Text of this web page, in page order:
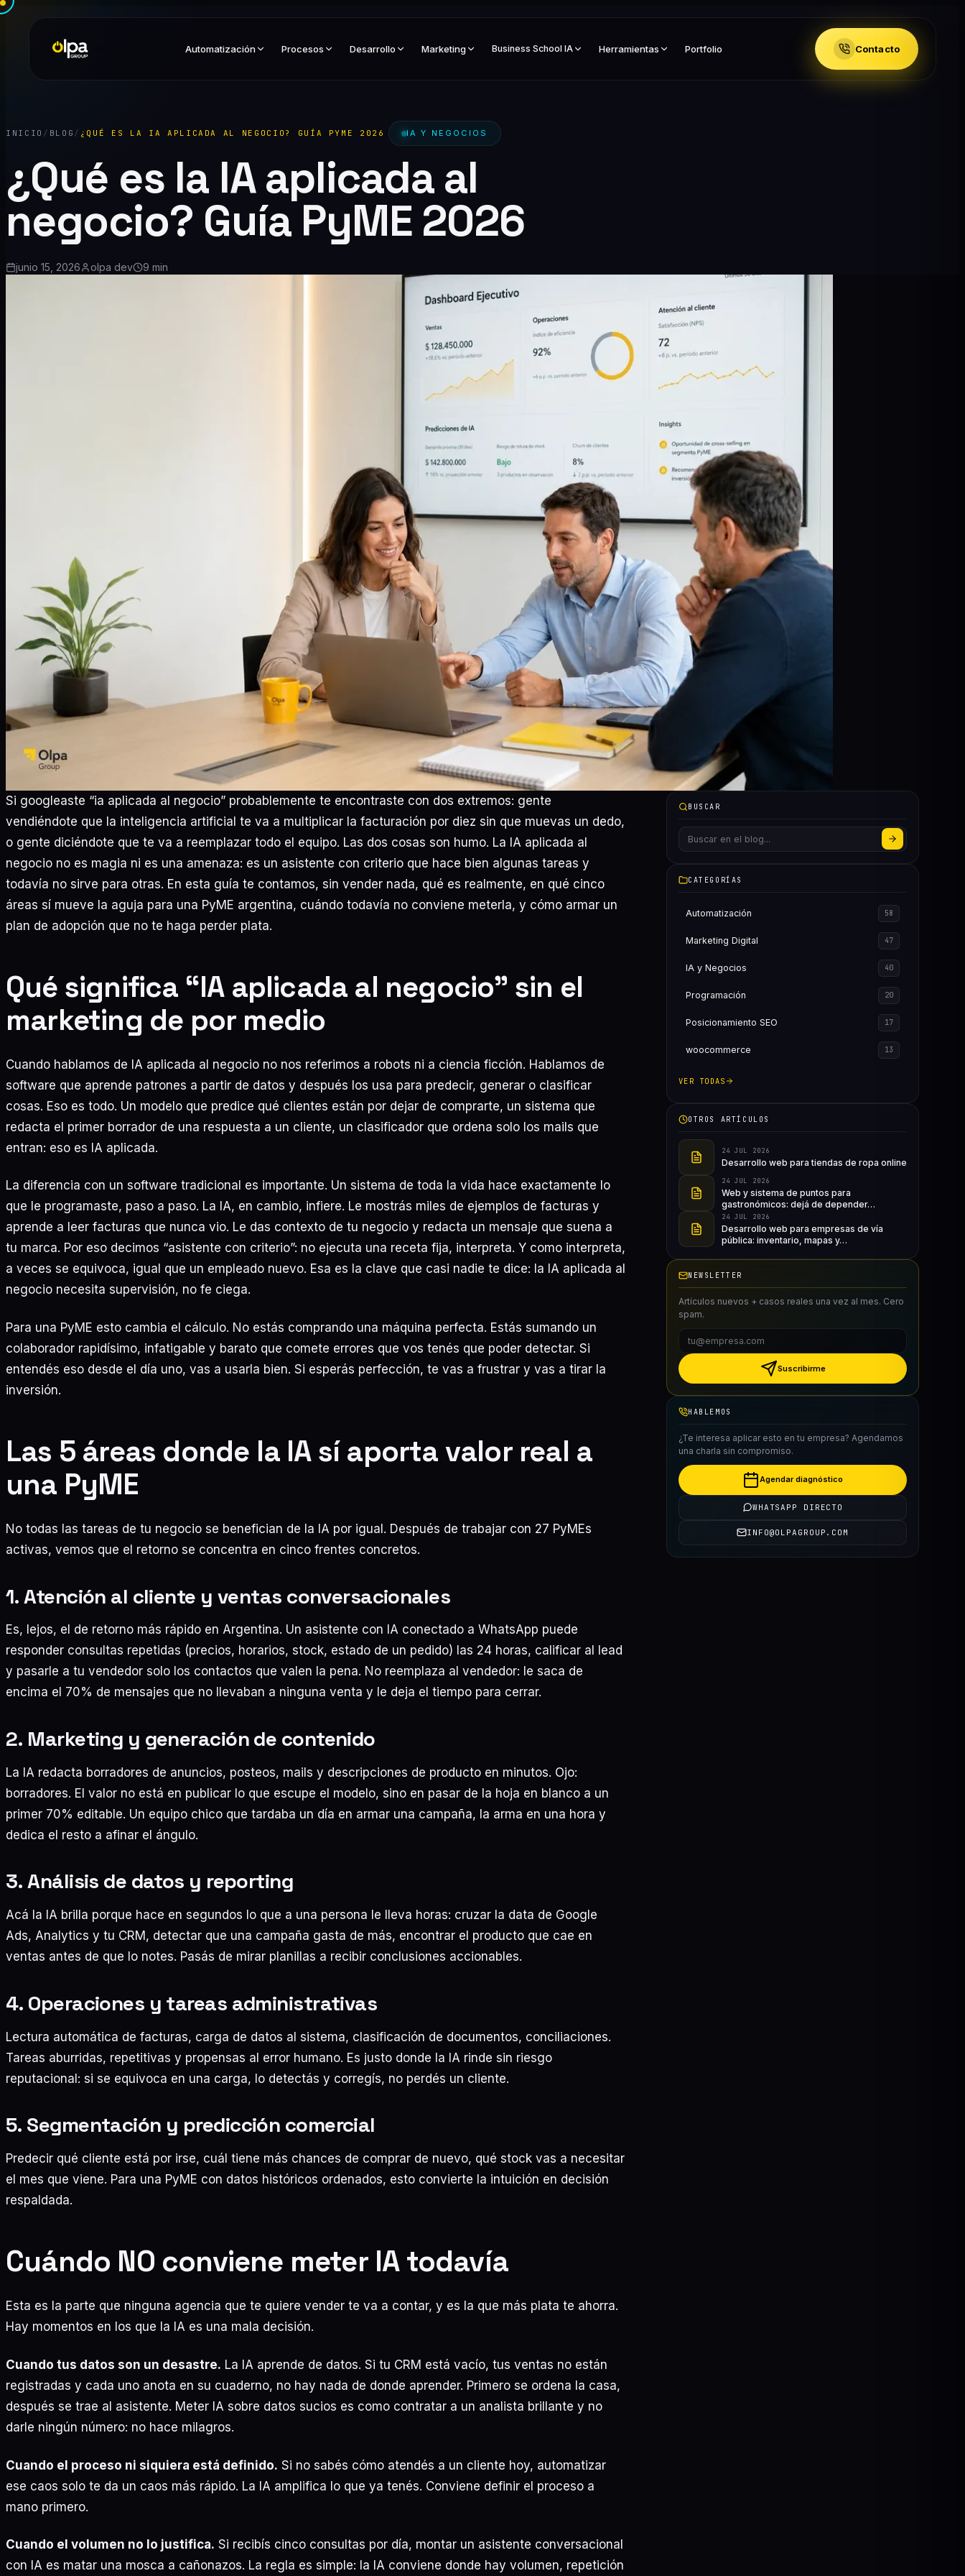
Automatización Procesos Desarrollo Marketing Business School IA Herramientas Portfolio Contacto
INICIO / BLOG / ¿QUÉ ES LA IA APLICADA AL NEGOCIO? GUÍA PYME 2026 IA Y NEGOCIOS
¿Qué es la IA aplicada al
negocio? Guía PyME 2026
junio 15, 2026 olpa dev 9 min
Si googleaste “ia aplicada al negocio” probablemente te encontraste con dos extremos: gente
vendiéndote que la inteligencia artificial te va a multiplicar la facturación por diez sin que muevas un dedo,
o gente diciéndote que te va a reemplazar todo el equipo. Las dos cosas son humo. La IA aplicada al
negocio no es magia ni es una amenaza: es un asistente con criterio que hace bien algunas tareas y
todavía no sirve para otras. En esta guía te contamos, sin vender nada, qué es realmente, en qué cinco
áreas sí mueve la aguja para una PyME argentina, cuándo todavía no conviene meterla, y cómo armar un
plan de adopción que no te haga perder plata.
Qué significa “IA aplicada al negocio” sin el
marketing de por medio
Cuando hablamos de IA aplicada al negocio no nos referimos a robots ni a ciencia ficción. Hablamos de
software que aprende patrones a partir de datos y después los usa para predecir, generar o clasificar
cosas. Eso es todo. Un modelo que predice qué clientes están por dejar de comprarte, un sistema que
redacta el primer borrador de una respuesta a un cliente, un clasificador que ordena solo los mails que
entran: eso es IA aplicada.
La diferencia con un software tradicional es importante. Un sistema de toda la vida hace exactamente lo
que le programaste, paso a paso. La IA, en cambio, infiere. Le mostrás miles de ejemplos de facturas y
aprende a leer facturas que nunca vio. Le das contexto de tu negocio y redacta un mensaje que suena a
tu marca. Por eso decimos “asistente con criterio”: no ejecuta una receta fija, interpreta. Y como interpreta,
a veces se equivoca, igual que un empleado nuevo. Esa es la clave que casi nadie te dice: la IA aplicada al
negocio necesita supervisión, no fe ciega.
Para una PyME esto cambia el cálculo. No estás comprando una máquina perfecta. Estás sumando un
colaborador rapidísimo, infatigable y barato que comete errores que vos tenés que poder detectar. Si
entendés eso desde el día uno, vas a usarla bien. Si esperás perfección, te vas a frustrar y vas a tirar la
inversión.
Las 5 áreas donde la IA sí aporta valor real a
una PyME
No todas las tareas de tu negocio se benefician de la IA por igual. Después de trabajar con 27 PyMEs
activas, vemos que el retorno se concentra en cinco frentes concretos.
1. Atención al cliente y ventas conversacionales
Es, lejos, el de retorno más rápido en Argentina. Un asistente con IA conectado a WhatsApp puede
responder consultas repetidas (precios, horarios, stock, estado de un pedido) las 24 horas, calificar al lead
y pasarle a tu vendedor solo los contactos que valen la pena. No reemplaza al vendedor: le saca de
encima el 70% de mensajes que no llevaban a ninguna venta y le deja el tiempo para cerrar.
2. Marketing y generación de contenido
La IA redacta borradores de anuncios, posteos, mails y descripciones de producto en minutos. Ojo:
borradores. El valor no está en publicar lo que escupe el modelo, sino en pasar de la hoja en blanco a un
primer 70% editable. Un equipo chico que tardaba un día en armar una campaña, la arma en una hora y
dedica el resto a afinar el ángulo.
3. Análisis de datos y reporting
Acá la IA brilla porque hace en segundos lo que a una persona le lleva horas: cruzar la data de Google
Ads, Analytics y tu CRM, detectar que una campaña gasta de más, encontrar el producto que cae en
ventas antes de que lo notes. Pasás de mirar planillas a recibir conclusiones accionables.
4. Operaciones y tareas administrativas
Lectura automática de facturas, carga de datos al sistema, clasificación de documentos, conciliaciones.
Tareas aburridas, repetitivas y propensas al error humano. Es justo donde la IA rinde sin riesgo
reputacional: si se equivoca en una carga, lo detectás y corregís, no perdés un cliente.
5. Segmentación y predicción comercial
Predecir qué cliente está por irse, cuál tiene más chances de comprar de nuevo, qué stock vas a necesitar
el mes que viene. Para una PyME con datos históricos ordenados, esto convierte la intuición en decisión
respaldada.
Cuándo NO conviene meter IA todavía
Esta es la parte que ninguna agencia que te quiere vender te va a contar, y es la que más plata te ahorra.
Hay momentos en los que la IA es una mala decisión.
Cuando tus datos son un desastre. La IA aprende de datos. Si tu CRM está vacío, tus ventas no están
registradas y cada uno anota en su cuaderno, no hay nada de donde aprender. Primero se ordena la casa,
después se trae al asistente. Meter IA sobre datos sucios es como contratar a un analista brillante y no
darle ningún número: no hace milagros.
Cuando el proceso ni siquiera está definido. Si no sabés cómo atendés a un cliente hoy, automatizar
ese caos solo te da un caos más rápido. La IA amplifica lo que ya tenés. Conviene definir el proceso a
mano primero.
Cuando el volumen no lo justifica. Si recibís cinco consultas por día, montar un asistente conversacional
con IA es matar una mosca a cañonazos. La regla es simple: la IA conviene donde hay volumen, repetición
BUSCAR
CATEGORÍAS
Automatización 58
Marketing Digital 47
IA y Negocios 40
Programación 20
Posicionamiento SEO 17
woocommerce 13
VER TODAS
OTROS ARTÍCULOS
24 JUL 2026
Desarrollo web para tiendas de ropa online
24 JUL 2026
Web y sistema de puntos para
gastronómicos: dejá de depender…
24 JUL 2026
Desarrollo web para empresas de vía
pública: inventario, mapas y…
NEWSLETTER
Artículos nuevos + casos reales una vez al mes. Cero
spam.
Suscribirme
HABLEMOS
¿Te interesa aplicar esto en tu empresa? Agendamos
una charla sin compromiso.
Agendar diagnóstico
WHATSAPP DIRECTO
INFO@OLPAGROUP.COM